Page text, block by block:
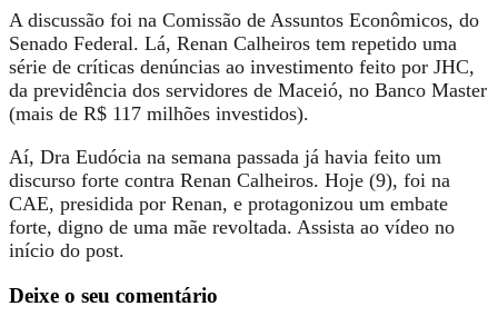
A discussão foi na Comissão de Assuntos Econômicos, do
Senado Federal. Lá, Renan Calheiros tem repetido uma
série de críticas denúncias ao investimento feito por JHC,
da previdência dos servidores de Maceió, no Banco Master
(mais de R$ 117 milhões investidos).
Aí, Dra Eudócia na semana passada já havia feito um
discurso forte contra Renan Calheiros. Hoje (9), foi na
CAE, presidida por Renan, e protagonizou um embate
forte, digno de uma mãe revoltada. Assista ao vídeo no
início do post.
Deixe o seu comentário